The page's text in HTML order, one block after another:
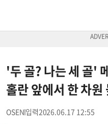
'두 골? 나는 세 골'
홀란 앞에서 한 차
OSEN 2026.06.17 12:55